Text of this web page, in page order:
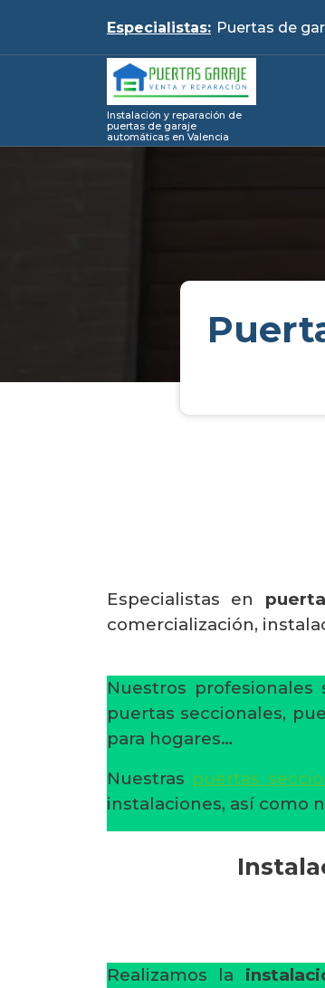
content
Especialistas: Pu
Instalación y reparación de
puertas de garaje
automáticas en Valencia
Especialistas en
comercialización,
Nuestros
puertas seccionales,
para hogares…
Nuestras puertas
instalaciones, así como
Realizamos la